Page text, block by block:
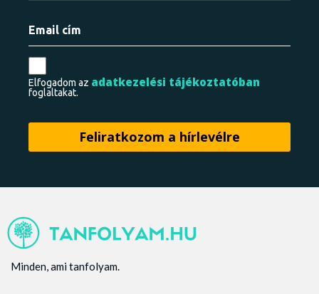
Elfogadom az adatkezelési tájékoztatóban
foglaltakat.
Minden, ami tanfolyam.